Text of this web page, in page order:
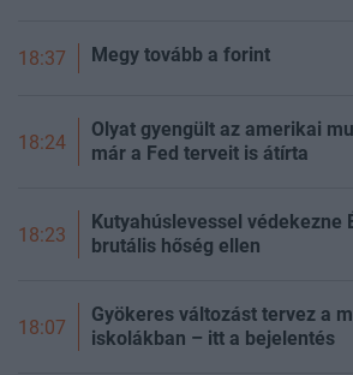
18:37 Megy tovább a forint
18:24
Olyat gyengült az amerikai
már a Fed terveit is átírta
18:23
Kutyahúslevessel védekezne
brutális hőség ellen
18:07
Gyökeres változást tervez a
iskolákban – itt a bejelentés